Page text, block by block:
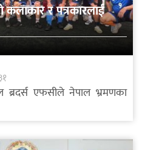
र पत्रकारलाई
ब्रदर्स एफसीले नेपाल भ्रमणका